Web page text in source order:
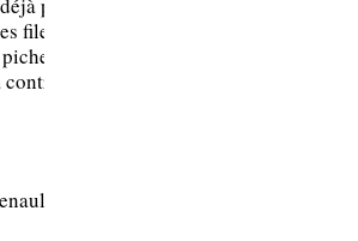
files
et la